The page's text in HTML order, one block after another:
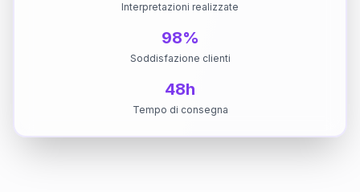
Interpretazioni realizzate
98%
Soddisfazione clienti
48h
Tempo di consegna